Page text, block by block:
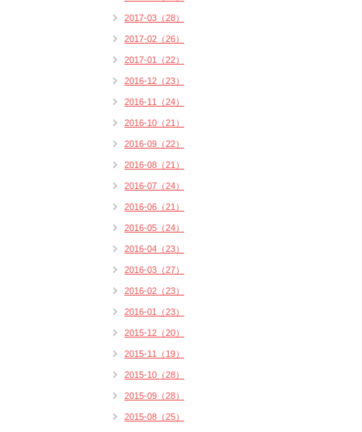
2017-03（28）
2017-02（26）
2017-01（22）
2016-12（23）
2016-11（24）
2016-10（21）
2016-09（22）
2016-08（21）
2016-07（24）
2016-06（21）
2016-05（24）
2016-04（23）
2016-03（27）
2016-02（23）
2016-01（23）
2015-12（20）
2015-11（19）
2015-10（28）
2015-09（28）
2015-08（25）